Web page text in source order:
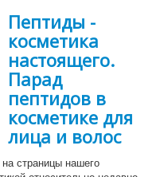
Пептиды -
косметика
настоящего.
Парад
пептидов в
косметике для
лица и волос
страницы нашего